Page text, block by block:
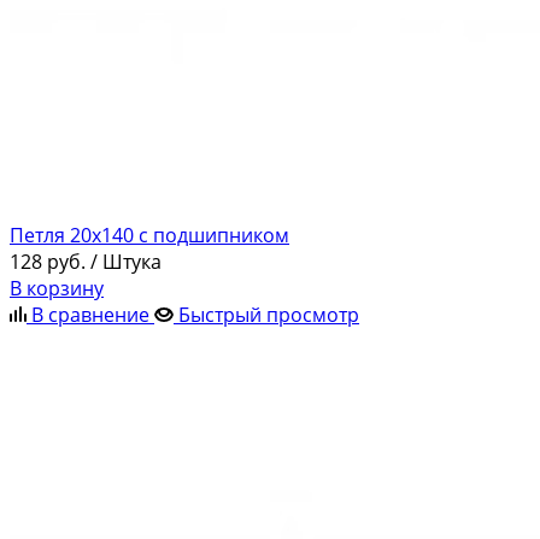
Петля 20х140 с подшипником
128 руб. / Штука
В корзину
В сравнение
Быстрый просмотр